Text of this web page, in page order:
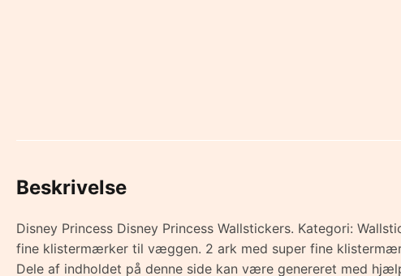
Beskrivelse
Disney Princess Disney Princess Wallstickers. Kategori:
fine klistermærker til væggen. 2 ark med super fine
Dele af indholdet på denne side kan være genereret med